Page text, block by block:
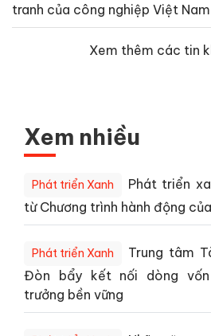
tranh của công nghiệp Việt Nam
Xem thêm các tin
Xem nhiều
Phát triển Xanh
Phát triển
từ Chương trình hành động
Phát triển Xanh
Trung tâm
Đòn bẩy kết nối dòng
trưởng bền vững